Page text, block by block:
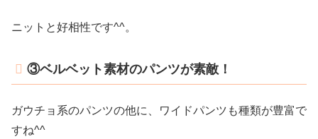
ニットと好相性です^^。
③ベルベット素材のパンツが素敵！
ガウチョ系のパンツの他に、ワイドパンツも種類が豊富で
すね^^